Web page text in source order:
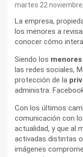
martes 22 noviembre
La empresa,
los menores a
conocer cómo
Siendo los
las redes sociales,
protección de la
administra:
Con los últimos
comunicación con
actualidad, y que al
activadas distintas
imágenes